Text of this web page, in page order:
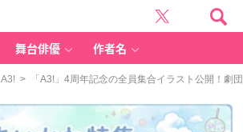
舞台俳優 作者名
A3! > 「A3!」4周年記念の全員集合イラスト公開！劇